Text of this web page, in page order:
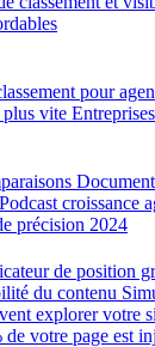
pour
vite Entreprises
Podcast croissance
précision 2024
de position
du contenu
explorer votre
votre page est